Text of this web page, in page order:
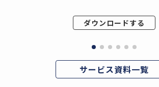
ダウンロードする
サービス資料一覧